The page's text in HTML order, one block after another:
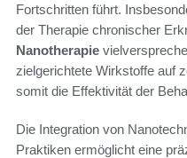
Fortschritten führt.
der Therapie chronischer
Nanotherapie
zielgerichtete Wirkstoffe auf
somit die Effektivität der
Die Integration von
Praktiken ermöglicht eine